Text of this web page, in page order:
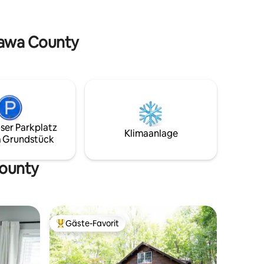
Erlebnis zu machen. Kajaks, Liegestühle,
Kühlboxen, Fahrräder und Cornhole. Wir
County
Parkplatz
Grundstück
Klimaanlage
Beliebter Gäste-Favorit.
Gäste-Favorit